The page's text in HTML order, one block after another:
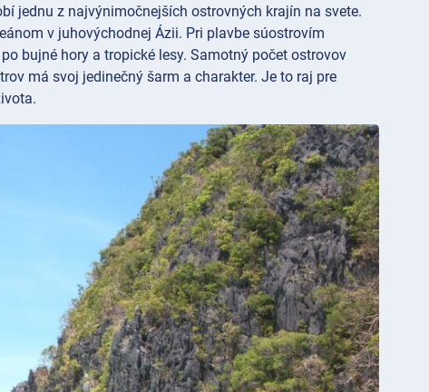
jednu z najvýnimočnejších ostrovných krajín na svete.
v juhovýchodnej Ázii. Pri plavbe súostrovím
bujné hory a tropické lesy. Samotný počet ostrovov
má svoj jedinečný šarm a charakter. Je to raj pre